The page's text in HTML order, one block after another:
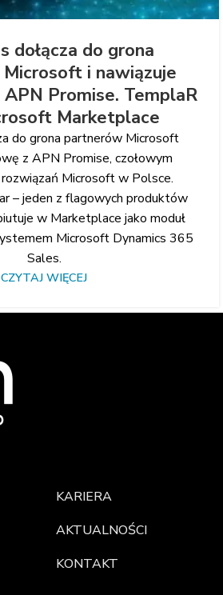
dołącza do grona
i nawiązuje
Promise. TemplaR
Marketplace
do grona partnerów Microsoft
z APN Promise, czołowym
Microsoft w Polsce.
– jeden z flagowych produktów
w Marketplace jako moduł
Microsoft Dynamics 365
Sales.
CZYTAJ WIĘCEJ
KARIERA
AKTUALNOŚCI
KONTAKT